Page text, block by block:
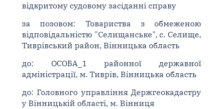
відкритому судовому засіданні справу
за позовом: Товариства з обмеженою
відповідальністю "Селищанське", с. Селище,
Тиврівський район, Вінницька область
до: ОСОБА_1 районної державної
адміністрації, м. Тиврів, Вінницька область
до: Головного управління Держгеокадастру
у Вінницькій області, м. Вінниця